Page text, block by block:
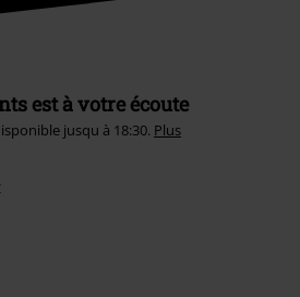
est à votre écoute
jusqu à 18:30. Plus